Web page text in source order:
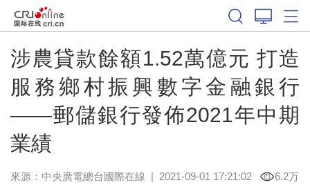
涉農貸款餘額1.52萬億元 打造
服務鄉村振興數字金融銀行
——郵儲銀行發佈2021年中期
業績
來源：中央廣電總台國際在線 | 2021-09-01 17:21:02 6.2万